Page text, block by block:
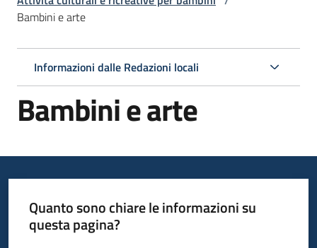
famiglie
Informazioni
Bambini e arte
Informazioni dalle Redazioni locali
Bambini e arte
Quanto sono chiare le informazioni su
questa pagina?